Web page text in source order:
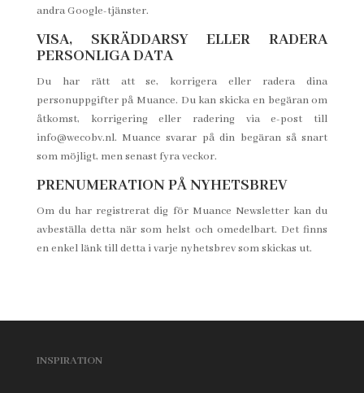
andra Google-tjänster.
VISA, SKRÄDDARSY ELLER RADERA
PERSONLIGA DATA
Du har rätt att se, korrigera eller radera dina
personuppgifter på Muance. Du kan skicka en begäran om
åtkomst, korrigering eller radering via e-post till
info@wecobv.nl. Muance svarar på din begäran så snart
som möjligt, men senast fyra veckor.
PRENUMERATION PÅ NYHETSBREV
Om du har registrerat dig för Muance Newsletter kan du
avbeställa detta när som helst och omedelbart. Det finns
en enkel länk till detta i varje nyhetsbrev som skickas ut.
INSPIRATION